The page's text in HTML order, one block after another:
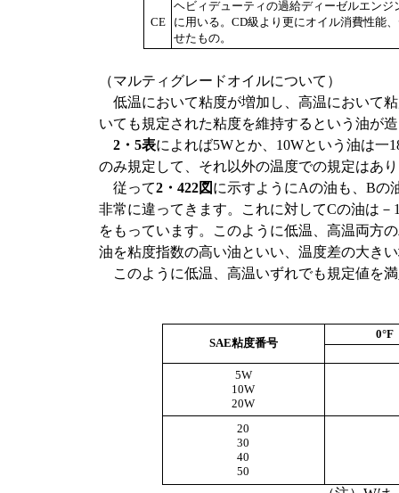
CE
ヘビィデューティの過給ディーゼルエン
に用いる。CD級より更にオイル消費性能
せたもの。
（マルティグレードオイルについて）
低温において粘度が増加し、高温において
いても規定された粘度を維持するという油
2・5表によれば5Wとか、10Wという油は
のみ規定して、それ以外の温度での規定はあ
従って2・422図に示すようにAの油も、Bの
非常に違ってきます。これに対してCの油は
をもっています。このように低温、高温両方
油を粘度指数の高い油といい、温度差の大き
このように低温、高温いずれでも規定値を
SAE粘度番号
0°F
5W
10W
20W
20
30
40
50